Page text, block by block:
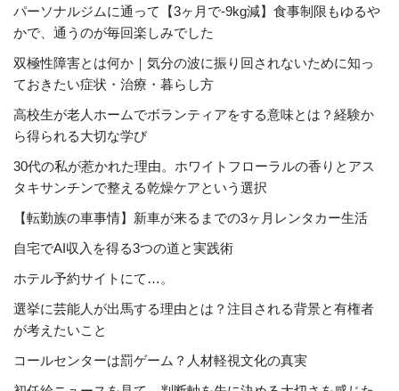
パーソナルジムに通って【3ヶ月で-9kg減】食事制限もゆるや
かで、通うのが毎回楽しみでした
双極性障害とは何か｜気分の波に振り回されないために知っ
ておきたい症状・治療・暮らし方
高校生が老人ホームでボランティアをする意味とは？経験か
ら得られる大切な学び
30代の私が惹かれた理由。ホワイトフローラルの香りとアス
タキサンチンで整える乾燥ケアという選択
【転勤族の車事情】新車が来るまでの3ヶ月レンタカー生活
自宅でAI収入を得る3つの道と実践術
ホテル予約サイトにて…。
選挙に芸能人が出馬する理由とは？注目される背景と有権者
が考えたいこと
コールセンターは罰ゲーム？人材軽視文化の真実